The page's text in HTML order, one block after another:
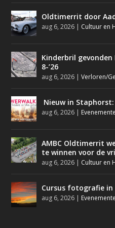
Oldtimerrit door
aug 6, 2026 | Cultuur en
Kinderbril
8-’26
aug 6, 2026 |Verloren/
Nieuw in
aug 6, 2026 |
AMBC Oldtimerrit
te winnen voor de
aug 6, 2026 | Cultuur en
Cursus fotografie
aug 6, 2026 |